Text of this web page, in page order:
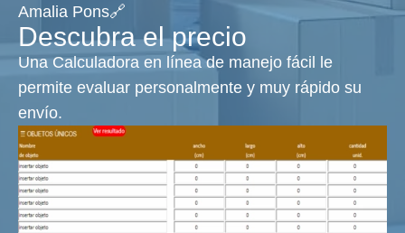
Amalia Pons🔗
Descubra el precio
Una Calculadora en línea de manejo fácil le
permite evaluar personalmente y muy rápido su
envío.